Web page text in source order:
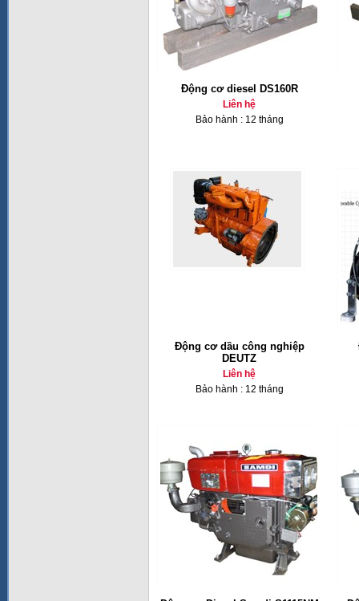
Động cơ diesel DS160R
Liên hệ
Bảo hành : 12 tháng
Động cơ dầu công nghiệp
DEUTZ
Liên hệ
Bảo hành : 12 tháng